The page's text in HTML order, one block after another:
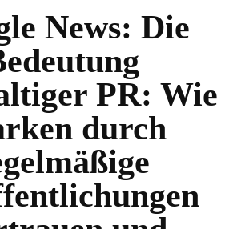
News: Die
PR: Wie
durch